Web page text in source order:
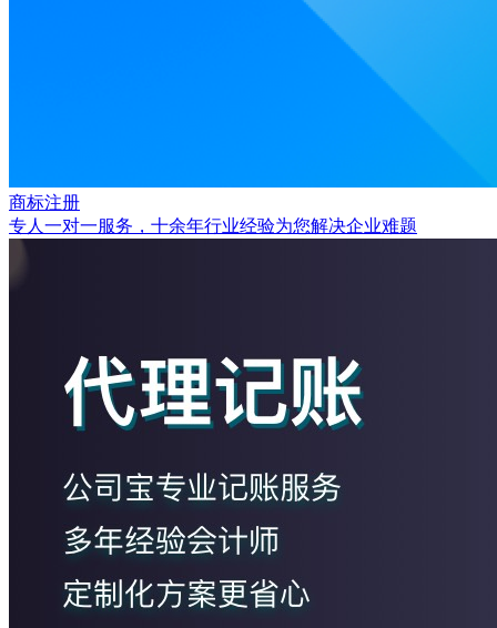
商标注册
专人一对一服务，十余年行业经验为您解决企业难题